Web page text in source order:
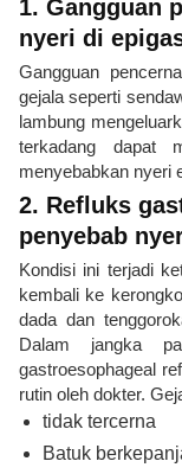
1. Gangguan
nyeri di
Gangguan
gejala seperti
lambung
terkadang dapat
menyebabkan nyeri
2. Refluks
penyebab
Kondisi ini terjadi
kembali ke
dada dan
Dalam jangka
gastroesophageal
rutin oleh dokter.
tidak tercerna
Batuk